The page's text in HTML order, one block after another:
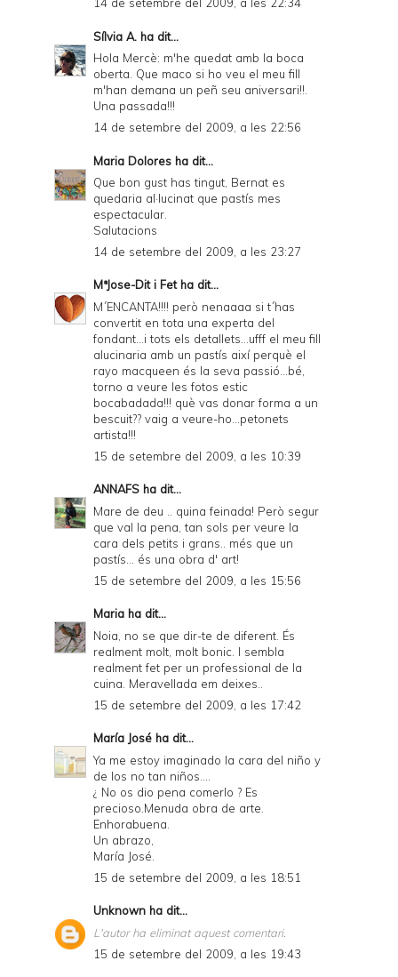
14 de setembre del 2009, a les 22:34
Sílvia A. ha dit...
Hola Mercè: m'he quedat amb la boca
oberta. Que maco si ho veu el meu fill
m'han demana un peñ seu aniversari!!.
Una passada!!!
14 de setembre del 2009, a les 22:56
Maria Dolores ha dit...
Que bon gust has tingut, Bernat es
quedaria al·lucinat que pastís mes
espectacular.
Salutacions
14 de setembre del 2009, a les 23:27
MªJose-Dit i Fetha dit...
M´ENCANTA!!!! però nenaaaa si t´has
convertit en tota una experta del
fondant...i tots els detallets...ufff el meu fill
alucinaria amb un pastís així perquè el
rayo macqueen és la seva passió...bé,
torno a veure les fotos estic
bocabadada!!! què vas donar forma a un
bescuit?? vaig a veure-ho...petonets
artista!!!
15 de setembre del 2009, a les 10:39
ANNAFS ha dit...
Mare de deu .. quina feinada! Però segur
que val la pena, tan sols per veure la
cara dels petits i grans.. més que un
pastís... és una obra d' art!
15 de setembre del 2009, a les 15:56
Maria ha dit...
Noia, no se que dir-te de diferent. És
realment molt, molt bonic. I sembla
realment fet per un professional de la
cuina. Meravellada em deixes..
15 de setembre del 2009, a les 17:42
María José ha dit...
Ya me estoy imaginado la cara del niño y
de los no tan niños....
¿ No os dio pena comerlo ? Es
precioso.Menuda obra de arte.
Enhorabuena.
Un abrazo,
María José.
15 de setembre del 2009, a les 18:51
Unknown ha dit...
L'autor ha eliminat aquest comentari.
15 de setembre del 2009, a les 19:43